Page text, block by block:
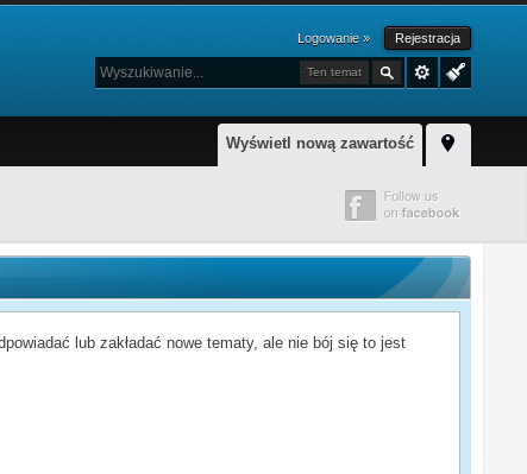
Logowanie » Rejestracja
Ten temat
Wyświetl nową zawartość
lub zakładać nowe tematy, ale nie bój się to jest